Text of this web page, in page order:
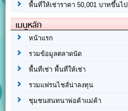
พื้นที่ให้เช่าราคา 50,001 บาทขึ้นไป
เมนูหลัก
หน้าแรก
รวมข้อมูลตลาดนัด
พื้นที่เช่า พื้นที่ให้เช่า
รวมแฟรนไชส์น่าลงทุน
ชุมชนสนทนาพ่อค้าแม่ค้า